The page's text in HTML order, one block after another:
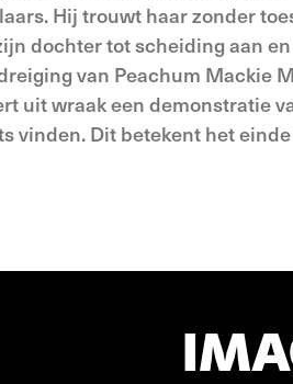
Hij trouwt haar zonder
dochter tot scheiding aan
van Peachum Mackie
uit wraak een demonstratie
vinden. Dit betekent het